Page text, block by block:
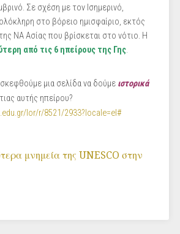
Σε σχέση με τον Ισημερινό,
στο βόρειο ημισφαίριο, εκτός
ΝΑ Ασίας που βρίσκεται στο νότιο. Η
από τις 6 ηπείρους της Γης.
μια σελίδα να δούμε ιστορικά
αυτής ηπείρου?
lor/r/8521/2933?locale=el#
μνημεία της UNESCO στην